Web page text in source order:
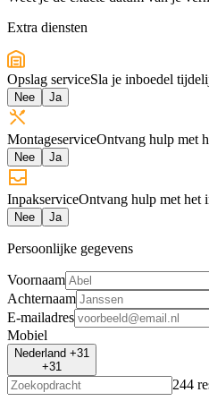
Extra diensten
Opslag serviceSla je inboedel
Nee Ja
MontageserviceOntvang hulp met
Nee Ja
InpakserviceOntvang hulp met het
Nee Ja
Persoonlijke gegevens
Voornaam
Achternaam
E-mailadres
Mobiel
Nederland +31
+31
244